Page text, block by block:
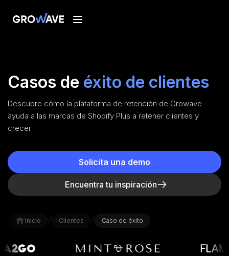
Casos de éxito de clientes
Descubre cómo la plataforma de retención de Growave
ayuda a las marcas de Shopify Plus a retener clientes y
crecer
Solicita una demo
Encuentra tu inspiración
Inicio / Clientes / Caso de éxito